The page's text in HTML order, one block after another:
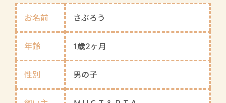
お名前 さぶろう
年齢 1歳2ヶ月
性別 男の子